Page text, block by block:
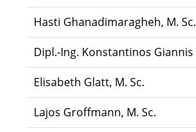
Hasti Ghanadimaragheh, M. Sc.
Dipl.-Ing. Konstantinos Giannis
Elisabeth Glatt, M. Sc.
Lajos Groffmann, M. Sc.